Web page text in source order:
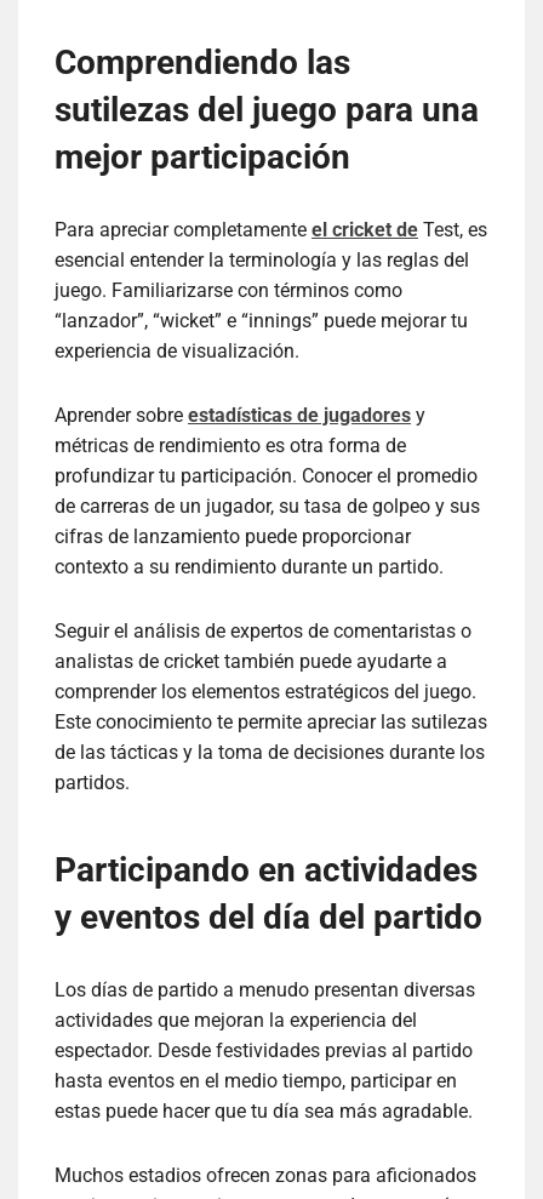
Comprendiendo las
sutilezas del juego para una
mejor participación
Para apreciar completamente el cricket de Test, es
esencial entender la terminología y las reglas del
juego. Familiarizarse con términos como
“lanzador”, “wicket” e “innings” puede mejorar tu
experiencia de visualización.
Aprender sobre estadísticas de jugadores y
métricas de rendimiento es otra forma de
profundizar tu participación. Conocer el promedio
de carreras de un jugador, su tasa de golpeo y sus
cifras de lanzamiento puede proporcionar
contexto a su rendimiento durante un partido.
Seguir el análisis de expertos de comentaristas o
analistas de cricket también puede ayudarte a
comprender los elementos estratégicos del juego.
Este conocimiento te permite apreciar las sutilezas
de las tácticas y la toma de decisiones durante los
partidos.
Participando en actividades
y eventos del día del partido
Los días de partido a menudo presentan diversas
actividades que mejoran la experiencia del
espectador. Desde festividades previas al partido
hasta eventos en el medio tiempo, participar en
estas puede hacer que tu día sea más agradable.
Muchos estadios ofrecen zonas para aficionados